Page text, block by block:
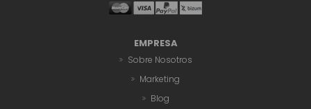
EMPRESA
Sobre Nosotros
Marketing
Blog